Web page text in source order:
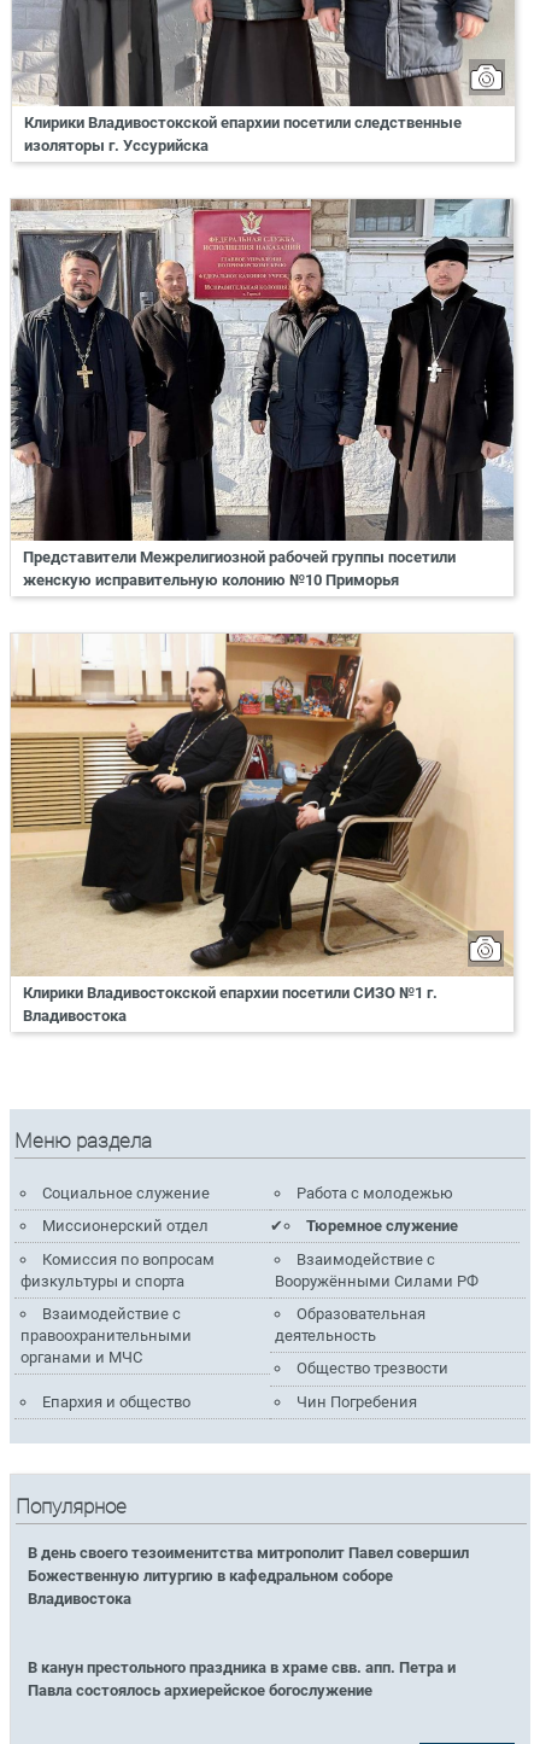
Клирики Владивостокской епархии посетили следственные
изоляторы г. Уссурийска
Представители Межрелигиозной рабочей группы посетили
женскую исправительную колонию №10 Приморья
Клирики Владивостокской епархии посетили СИЗО №1 г.
Владивостока
Меню раздела
Социальное служение
Работа с молодежью
Миссионерский отдел
Тюремное служение
Комиссия по вопросам
физкультуры и спорта
Взаимодействие с
Вооружёнными Силами РФ
Взаимодействие с
правоохранительными
органами и МЧС
Образовательная
деятельность
Общество трезвости
Епархия и общество
Чин Погребения
Популярное
В день своего тезоименитства митрополит Павел совершил
Божественную литургию в кафедральном соборе
Владивостока
В канун престольного праздника в храме свв. апп. Петра и
Павла состоялось архиерейское богослужение